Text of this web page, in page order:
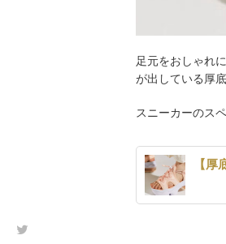
足元をおしゃれ
が出している厚
スニーカーのス
【